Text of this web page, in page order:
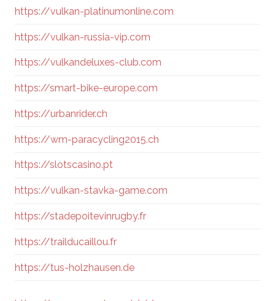
https://vulkan-platinumonline.com
https://vulkan-russia-vip.com
https://vulkandeluxes-club.com
https://smart-bike-europe.com
https://urbanrider.ch
https://wm-paracycling2015.ch
https://slotscasino.pt
https://vulkan-stavka-game.com
https://stadepoitevinrugby.fr
https://trailducaillou.fr
https://tus-holzhausen.de